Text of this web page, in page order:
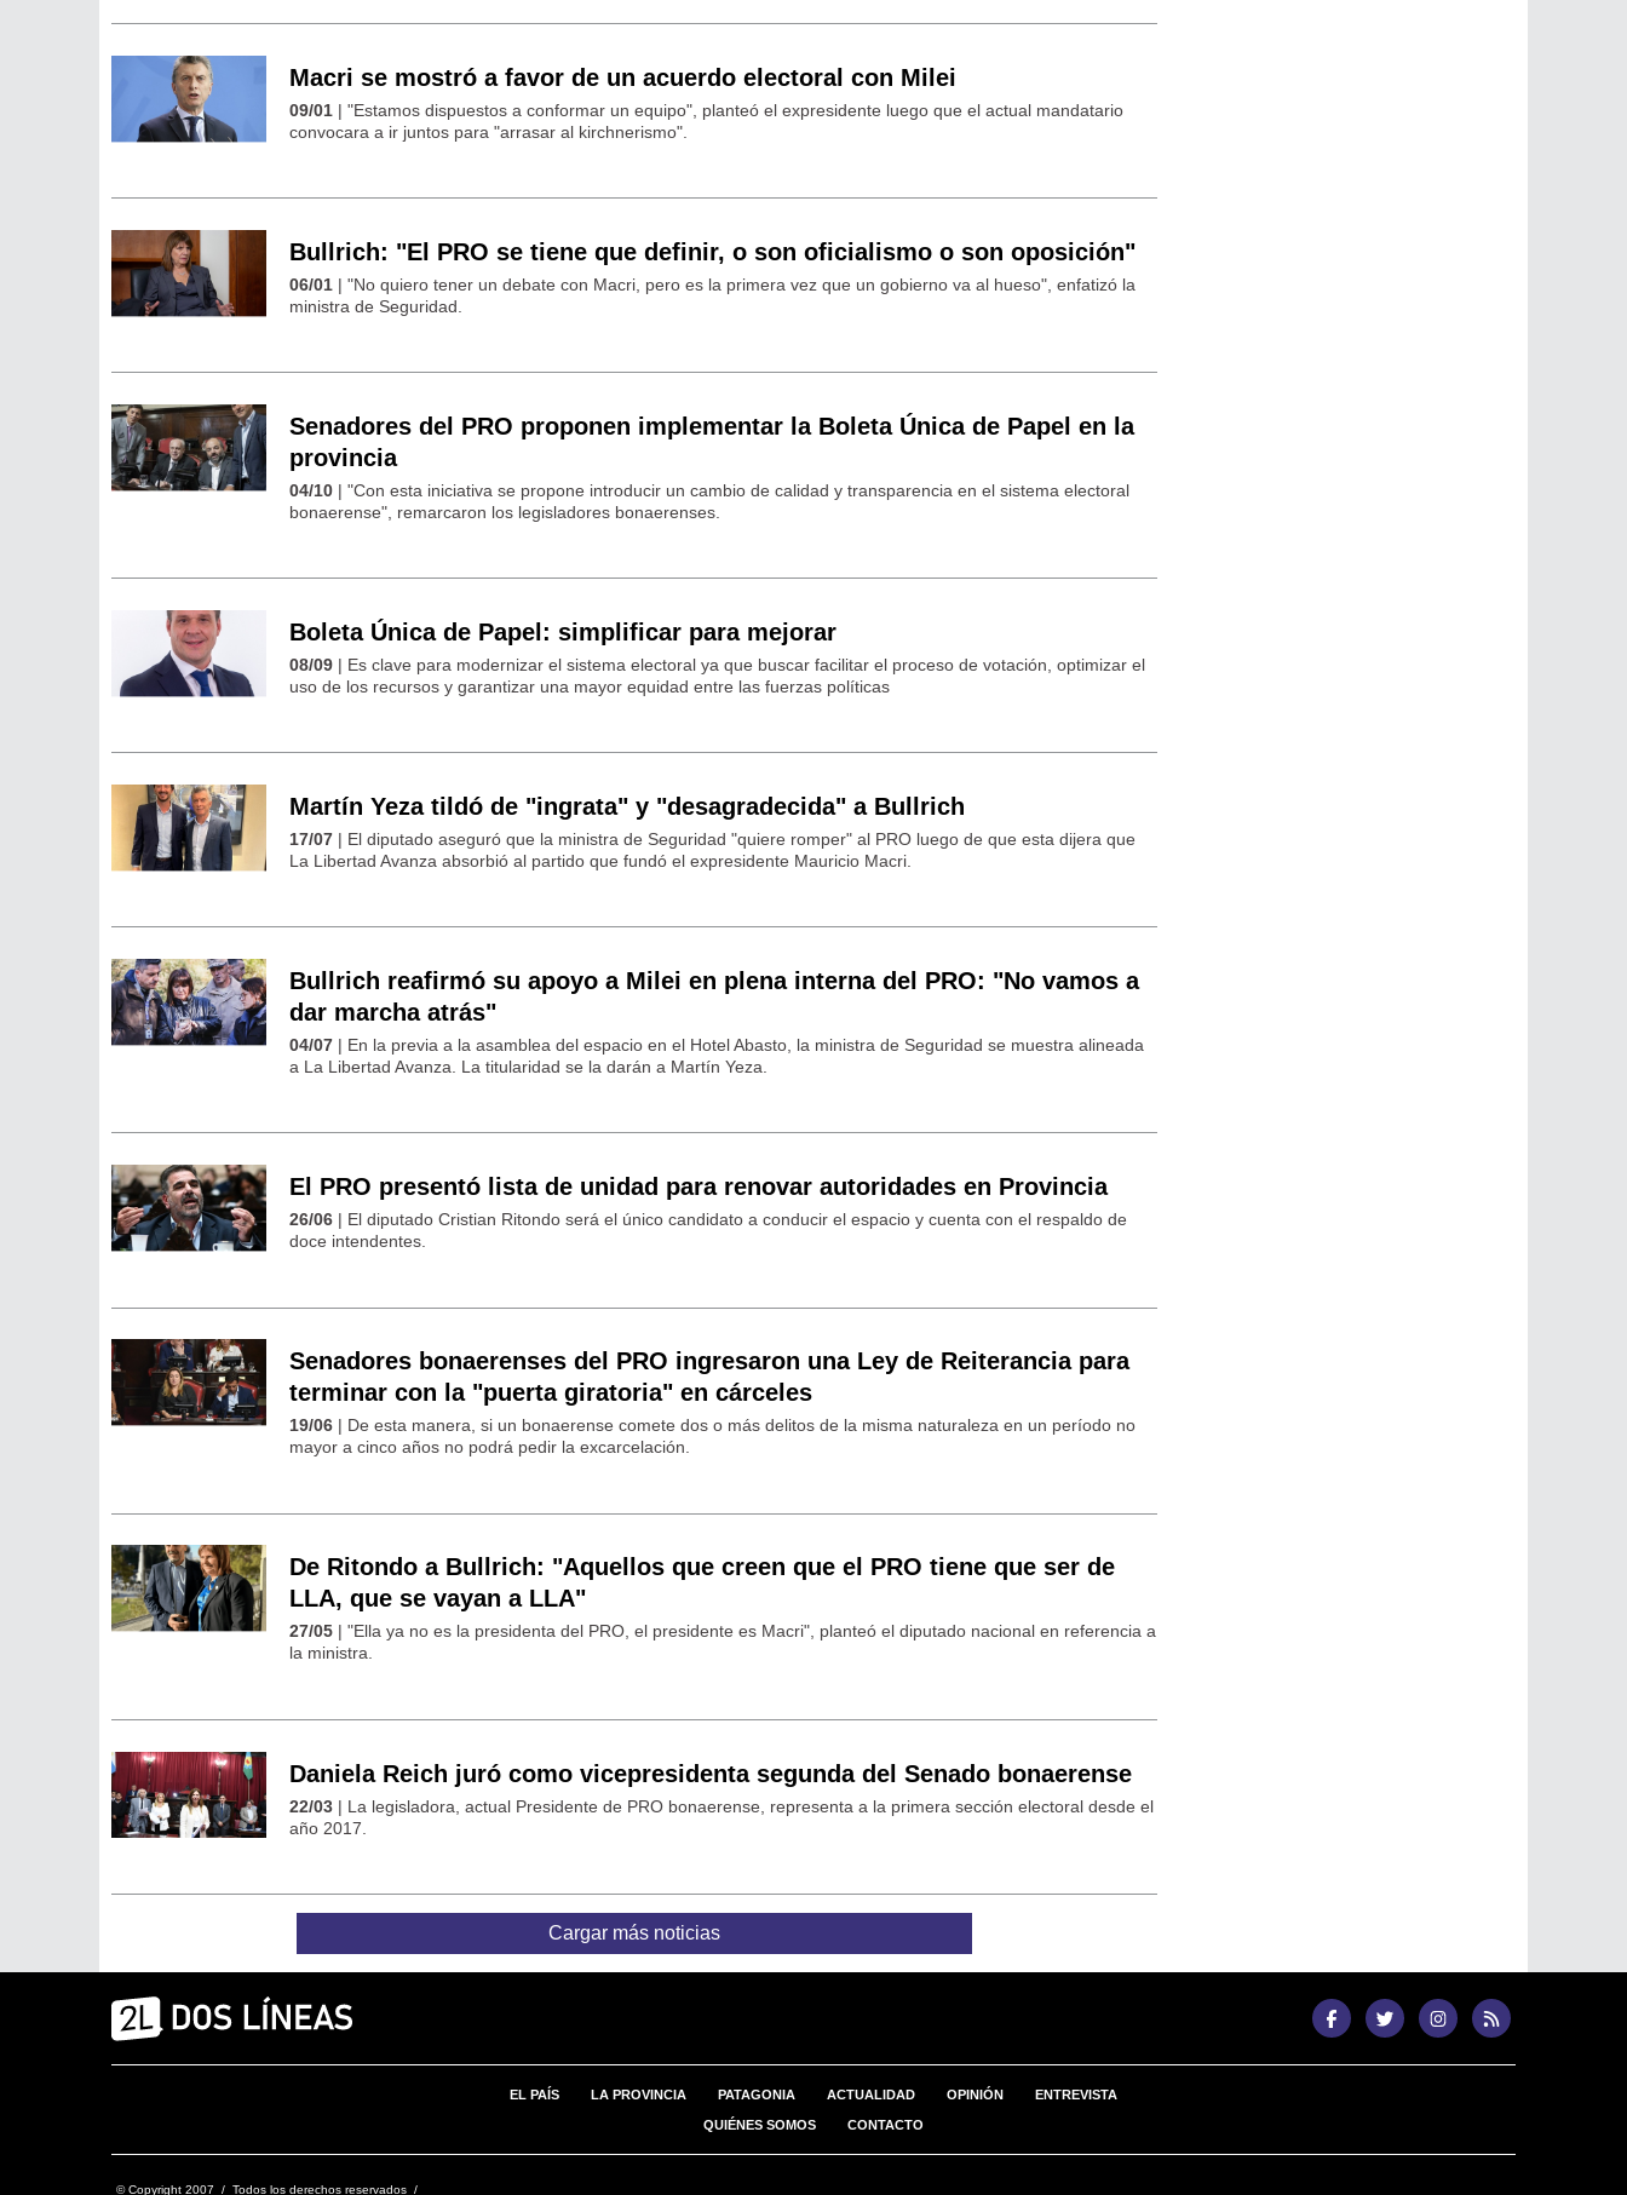
Macri se mostró a favor de un acuerdo electoral con Milei
09/01 | "Estamos dispuestos a conformar un equipo", planteó el expresidente luego que el actual mandatario
convocara a ir juntos para "arrasar al kirchnerismo".
Bullrich: "El PRO se tiene que definir, o son oficialismo o son oposición"
06/01 | "No quiero tener un debate con Macri, pero es la primera vez que un gobierno va al hueso", enfatizó la
ministra de Seguridad.
Senadores del PRO proponen implementar la Boleta Única de Papel en la
provincia
04/10 | "Con esta iniciativa se propone introducir un cambio de calidad y transparencia en el sistema electoral
bonaerense", remarcaron los legisladores bonaerenses.
Boleta Única de Papel: simplificar para mejorar
08/09 | Es clave para modernizar el sistema electoral ya que buscar facilitar el proceso de votación, optimizar el
uso de los recursos y garantizar una mayor equidad entre las fuerzas políticas
Martín Yeza tildó de "ingrata" y "desagradecida" a Bullrich
17/07 | El diputado aseguró que la ministra de Seguridad "quiere romper" al PRO luego de que esta dijera que
La Libertad Avanza absorbió al partido que fundó el expresidente Mauricio Macri.
Bullrich reafirmó su apoyo a Milei en plena interna del PRO: "No vamos a
dar marcha atrás"
04/07 | En la previa a la asamblea del espacio en el Hotel Abasto, la ministra de Seguridad se muestra alineada
a La Libertad Avanza. La titularidad se la darán a Martín Yeza.
El PRO presentó lista de unidad para renovar autoridades en Provincia
26/06 | El diputado Cristian Ritondo será el único candidato a conducir el espacio y cuenta con el respaldo de
doce intendentes.
Senadores bonaerenses del PRO ingresaron una Ley de Reiterancia para
terminar con la "puerta giratoria" en cárceles
19/06 | De esta manera, si un bonaerense comete dos o más delitos de la misma naturaleza en un período no
mayor a cinco años no podrá pedir la excarcelación.
De Ritondo a Bullrich: "Aquellos que creen que el PRO tiene que ser de
LLA, que se vayan a LLA"
27/05 | "Ella ya no es la presidenta del PRO, el presidente es Macri", planteó el diputado nacional en referencia a
la ministra.
Daniela Reich juró como vicepresidenta segunda del Senado bonaerense
22/03 | La legisladora, actual Presidente de PRO bonaerense, representa a la primera sección electoral desde el
año 2017.
Cargar más noticias
EL PAÍS LA PROVINCIA PATAGONIA ACTUALIDAD OPINIÓN ENTREVISTA
QUIÉNES SOMOS CONTACTO
© Copyright 2007 / Todos los derechos reservados /